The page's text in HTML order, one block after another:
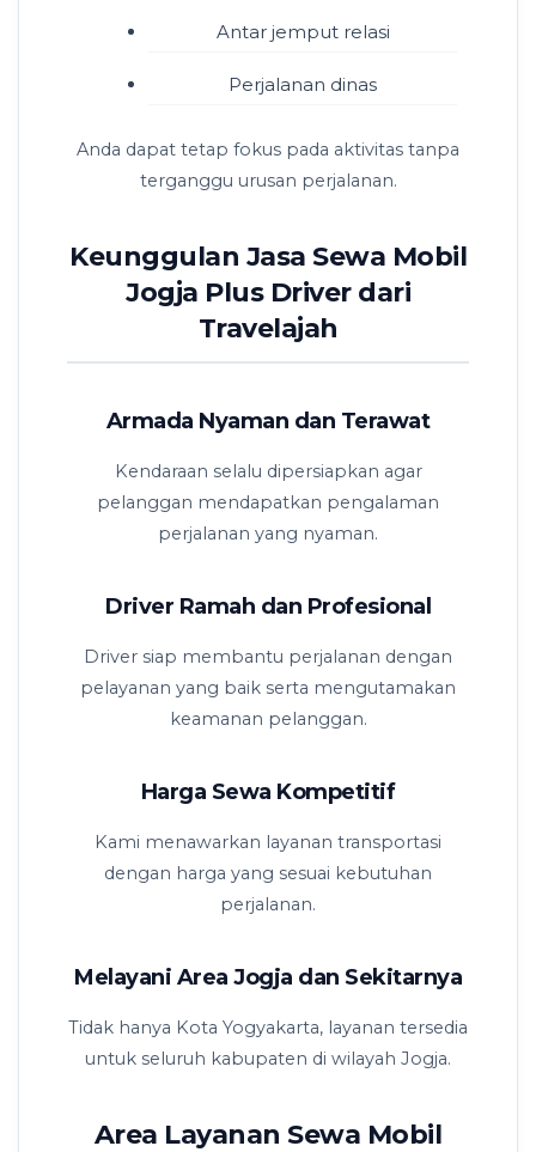
Antar jemput relasi
Perjalanan dinas
Anda dapat tetap fokus pada aktivitas tanpa
terganggu urusan perjalanan.
Keunggulan Jasa Sewa Mobil
Jogja Plus Driver dari
Travelajah
Armada Nyaman dan Terawat
Kendaraan selalu dipersiapkan agar
pelanggan mendapatkan pengalaman
perjalanan yang nyaman.
Driver Ramah dan Profesional
Driver siap membantu perjalanan dengan
pelayanan yang baik serta mengutamakan
keamanan pelanggan.
Harga Sewa Kompetitif
Kami menawarkan layanan transportasi
dengan harga yang sesuai kebutuhan
perjalanan.
Melayani Area Jogja dan Sekitarnya
Tidak hanya Kota Yogyakarta, layanan tersedia
untuk seluruh kabupaten di wilayah Jogja.
Area Layanan Sewa Mobil